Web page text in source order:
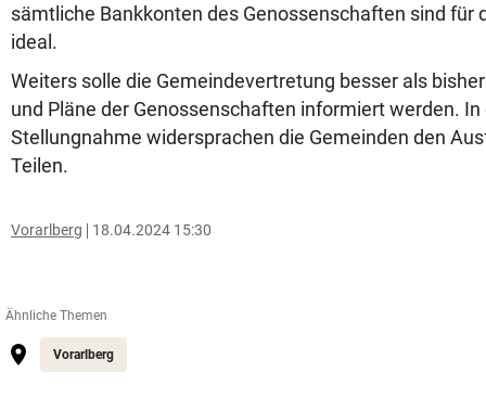
sämtliche Bankkonten des Genossenschaften sind für
ideal.
Weiters solle die Gemeindevertretung besser als
und Pläne der Genossenschaften informiert werden.
Stellungnahme widersprachen die Gemeinden den
Teilen.
Vorarlberg 18.04.2024 15:30
Ähnliche Themen
Vorarlberg